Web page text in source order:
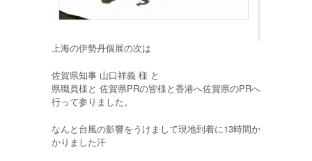
上海の伊勢丹個展の次は
佐賀県知事 山口祥義 様 と
県職員様と 佐賀県PRの皆様と香港へ佐賀県のPRへ
行って参りました。
なんと台風の影響をうけまして現地到着に13時間か
かりました汗